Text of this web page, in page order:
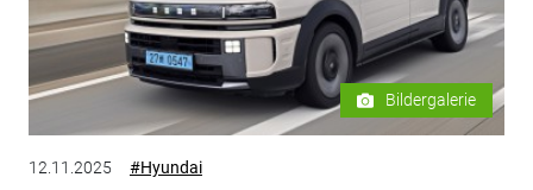
Bildergalerie
12.11.2025 #Hyundai